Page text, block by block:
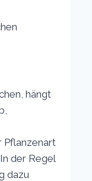
hängt
Pflanzenart
der Regel
dazu